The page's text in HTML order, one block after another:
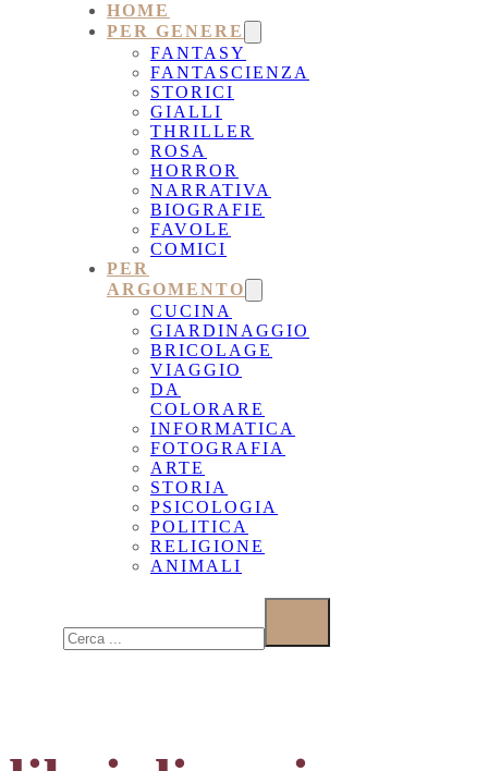
HOME
PER GENERE
FANTASY
FANTASCIENZA
STORICI
GIALLI
THRILLER
ROSA
HORROR
NARRATIVA
BIOGRAFIE
FAVOLE
COMICI
PER
ARGOMENTO
CUCINA
GIARDINAGGIO
BRICOLAGE
VIAGGIO
DA
COLORARE
INFORMATICA
FOTOGRAFIA
ARTE
STORIA
PSICOLOGIA
POLITICA
RELIGIONE
ANIMALI